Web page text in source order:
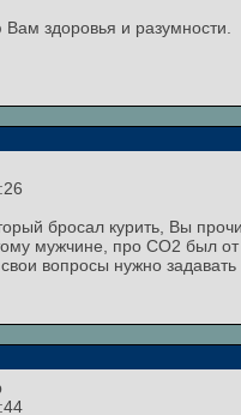
здоровья и разумности.
бросал курить, Вы
мужчине, про СО2 был
вопросы нужно